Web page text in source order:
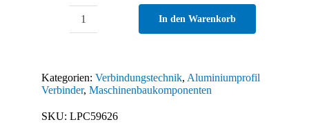
80,
Menge
In den Warenkorb
Kategorien: Verbindungstechnik, Aluminiumprofil
Verbinder, Maschinenbaukomponenten
SKU: LPC59626